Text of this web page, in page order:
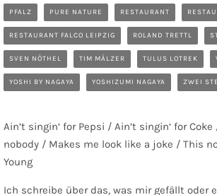
PFALZ PURE NATURE RESTAURANT
RESTAURANT FALCO LEIPZIG ROLAND TRETTL
SVEN NÖTHEL TIM MÄLZER TULUS LOTREK
YOSHI BY NAGAYA YOSHIZUMI NAGAYA ZWEI
Ain’t singin‘ for Pepsi / Ain’t singin‘ for
nobody / Makes me look like a joke / This
Young
Ich schreibe über das, was mir gefällt oder